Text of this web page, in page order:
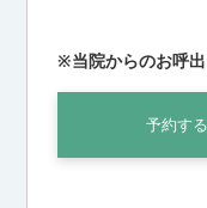
※当院からのお呼
予約する